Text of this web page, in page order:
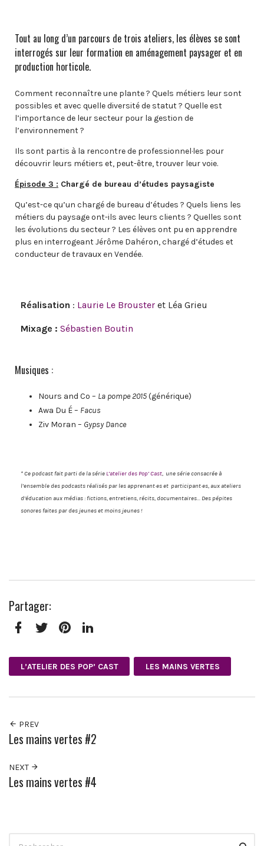
Tout au long d’un parcours de trois ateliers, les élèves se sont
interrogés sur leur formation en aménagement paysager et en
production horticole.
Comment reconnaître une plante ? Quels métiers leur sont
possibles et avec quelle diversité de statut ? Quelle est
l’importance de leur secteur pour la gestion de
l’environnement ?
Ils sont partis à la rencontre de professionnel·les pour
découvrir leurs métiers et, peut-être, trouver leur voie.
Épisode 3 : Chargé de bureau d’études paysagiste
Qu’est-ce qu’un chargé de bureau d’études ? Quels liens les
métiers du paysage ont-ils avec leurs clients ? Quelles sont
les évolutions du secteur ? Les élèves ont pu en apprendre
plus en interrogeant Jérôme Dahéron, chargé d’études et
conducteur de travaux en Vendée.
Réalisation : Laurie Le Brouster et Léa Grieu
Mixage : Sébastien Boutin
Musiques :
Nours and Co – La pompe 2015(générique)
Awa Du É – Facus
Ziv Moran – Gypsy Dance
* Ce podcast fait parti de la série L’atelierdes Pop’ Cast, une série consacrée à
l’ensemble des podcasts réalisés par les apprenant·es et participant·es, aux ateliers
d’éducation aux médias : fictions, entretiens, récits, documentaires… Des pépites
sonores faites par des jeunes et moins jeunes !
Partager:
L’ATELIER DES POP’ CAST LES MAINS VERTES
PREV
Les mains vertes #2
NEXT
Les mains vertes #4